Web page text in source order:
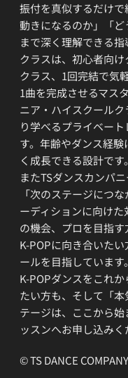
振付を真似するだけ
動きになるのか」「ど
まで深く理解できる指
クラスは、初心者向
クラス、1回完結で気
1曲を完成させるマス
ニア・ハイスクール
り学べるプライベー
す。年齢やダンス経
く成長できる設計です。
またTSダンスカンパ
「次のステージにつ
ーディションに向け
の機会、プロを目指
K-POPに向き合いた
ールを目指しています。
K-POPダンスをこれ
たい方も、そして「
テージは、ここから
ッスンへお申し込みく
© TS DANCE